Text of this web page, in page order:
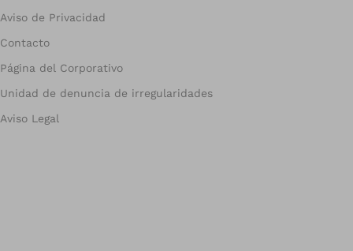
Aviso de Privacidad
Contacto
Página del Corporativo
Unidad de denuncia de irregularidades
Aviso Legal